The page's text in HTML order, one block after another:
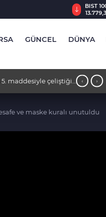
BIST
GÜNCEL DÜNYA
5. maddesiyle çeliştiği ‹ ›
ve maske kuralı unutuldu